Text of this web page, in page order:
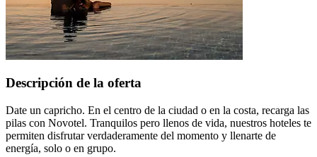
Descripción de la oferta
Date un capricho. En el centro de la ciudad o en la costa, recarga las
pilas con Novotel. Tranquilos pero llenos de vida, nuestros hoteles te
permiten disfrutar verdaderamente del momento y llenarte de
energía, solo o en grupo.